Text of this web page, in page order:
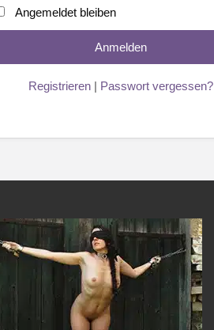
Angemeldet bleiben
Registrieren | Passwort vergessen?